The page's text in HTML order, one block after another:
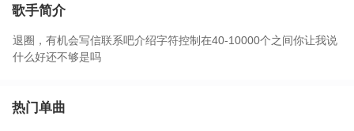
歌手简介
退圈，有机会写信联系吧介绍字符控制在40-10000个之间你让我说
什么好还不够是吗
热门单曲